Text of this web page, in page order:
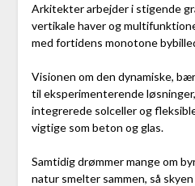
Arkitekter arbejder i stigende
vertikale haver og
med fortidens monotone
Visionen om den dynamiske,
til eksperimenterende
integrerede solceller og
vigtige som beton og glas.
Samtidig drømmer mange om
natur smelter sammen, så